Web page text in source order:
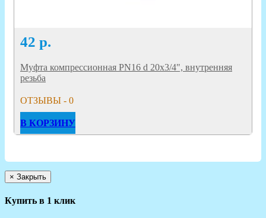
42 р.
Муфта компрессионная PN16 d 20x3/4", внутренняя
резьба
ОТЗЫВЫ - 0
В КОРЗИНУ
× Закрыть
Купить в 1 клик